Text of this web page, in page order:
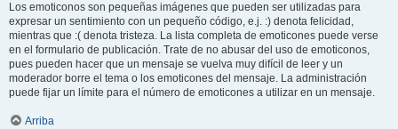
Los emoticonos son pequeñas imágenes que pueden ser utilizadas para
expresar un sentimiento con un pequeño código, e.j. :) denota felicidad,
mientras que :( denota tristeza. La lista completa de emoticones puede verse
en el formulario de publicación. Trate de no abusar del uso de emoticonos,
pues pueden hacer que un mensaje se vuelva muy difícil de leer y un
moderador borre el tema o los emoticones del mensaje. La administración
puede fijar un límite para el número de emoticones a utilizar en un mensaje.
Arriba